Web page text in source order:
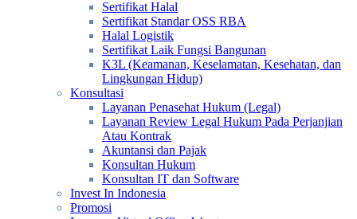
Sertifikat Halal
Sertifikat Standar OSS RBA
Halal Logistik
Sertifikat Laik Fungsi Bangunan
K3L (Keamanan, Keselamatan, Kesehatan, dan
Lingkungan Hidup)
Konsultasi
Layanan Penasehat Hukum (Legal)
Layanan Review Legal Hukum Pada Perjanjian
Atau Kontrak
Akuntansi dan Pajak
Konsultan Hukum
Konsultan IT dan Software
Invest In Indonesia
Promosi